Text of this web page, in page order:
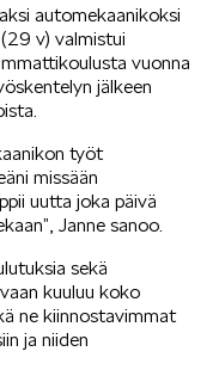
automekaanikoksi
v) valmistui
vuonna
jälkeen
työt
missään
uutta joka päivä
Janne sanoo.
sekä
kuuluu koko
ne kiinnostavimmat
ja niiden